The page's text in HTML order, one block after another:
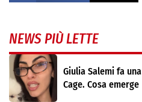
NEWS PIÙ LETTE
Giulia Salemi fa
Cage. Cosa emerge